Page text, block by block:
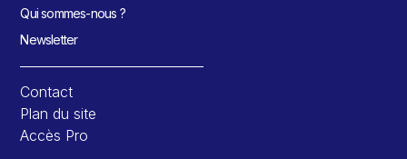
Qui sommes-nous ?
Newsletter
Contact
Plan du site
Accès Pro